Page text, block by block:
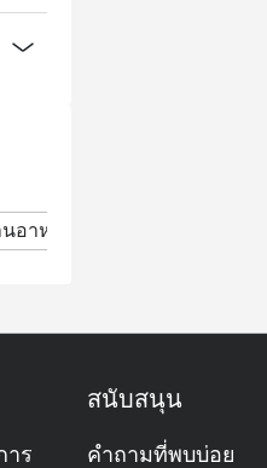
อาหารหรู
าร
สนับสนุน
คำถามที่พบบ่อย